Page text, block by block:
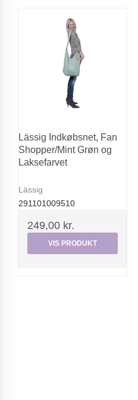
Lässig Indkøbsnet, Fan
Shopper/Mint Grøn og
Laksefarvet
Lässig
291101009510
249,00 kr.
VIS PRODUKT